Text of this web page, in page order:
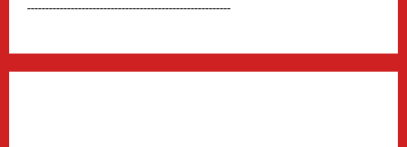
--------------------------------------------------------